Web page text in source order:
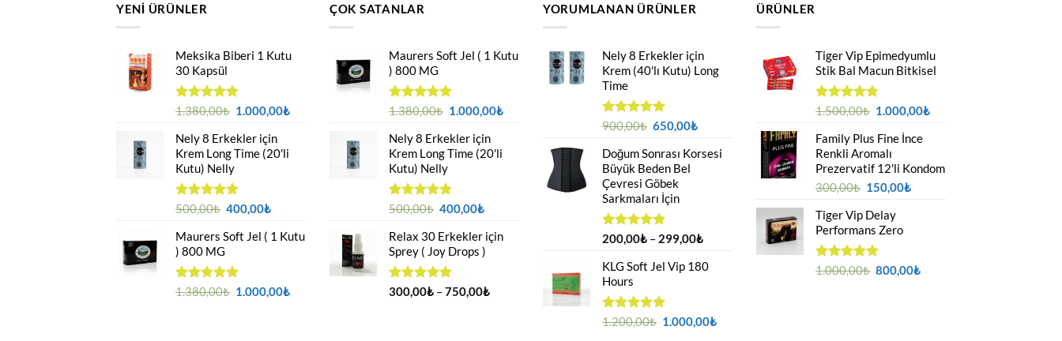
YENI ÜRÜNLER
Meksika Biberi 1 Kutu
30 Kapsül
5 üzerinden
aldı
1.380,00₺ Orijinal
1.380,00₺.
1.000,00₺Şu
Nely 8 Erkekler için
Krem Long Time (20'li
Kutu) Nelly
5 üzerinden
aldı
500,00₺ Orijinal
500,00₺.
400,00₺Şu
fiyat:
Maurers Soft Jel ( 1 Kutu
) 800 MG
5 üzerinden
1.380,00₺ Orijinal
1.000,00₺Şu
ÇOK SATANLAR
Maurers Soft Jel ( 1 Kutu
) 800 MG
5 üzerinden
aldı
1.380,00₺ Orijinal
1.380,00₺.
1.000,00₺Şu
1.000,00₺.
Nely 8 Erkekler için
Krem Long Time (20'li
Kutu) Nelly
5 üzerinden
aldı
500,00₺ Orijinal
500,00₺.
400,00₺Şu
fiyat:
400,00₺.
Relax 30 Erkekler için
Sprey ( Joy Drops )
5 üzerinden
300,00₺ –750,00₺Fiyat
YORUMLANAN ÜRÜNLER
Nely 8 Erkekler için
Krem (40'lı Kutu) Long
Time
5 üzerinden
aldı
900,00₺ Orijinal
900,00₺.
650,00₺Şu
fiyat:
Doğum Sonrası Korsesi
Büyük Beden Bel
Çevresi Göbek
Sarkmaları İçin
5 üzerinden
aldı
200,00₺ – 299,00₺Fiyat
200,00₺
KLG Soft Jel Vip 180
Hours
5 üzerinden
1.200,00₺ Orijinal
1.000,00₺Şu
ÜRÜNLER
Tiger Vip Epimedyumlu
Stik Bal Macun Bitkisel
5
4.75oy
aldı
1.500,00₺ Orijinal
1.500,00₺.
1.000,00₺Şu
Family Plus Fine İnce
Renkli Aromalı
Prezervatif 12'li Kondom
300,00₺ Orijinal
300,00₺.
150,00₺Şu
Tiger Vip Delay
Performans Zero
5 üzerinden
1.000,00₺ Orijinal
800,00₺Şu